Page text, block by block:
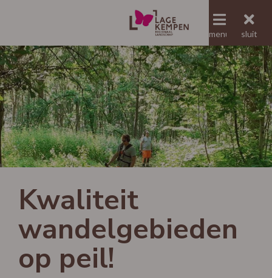
Jaaroverzicht RLLK
menu
menu sluit
Kwaliteit
wandelgebieden
op peil!